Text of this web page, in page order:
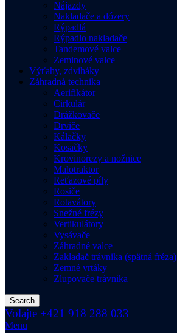
Nájazdy
Nakladače a dózery
Rýpadlá
Rýpadlo nakladače
Tandemové valce
Zeminové valce
Výťahy, zdviháky
Záhradná technika
Aerifikátor
Cirkulár
Drážkovače
Drviče
Kálačky
Kosačky
Krovinorezy a nožnice
Malotraktor
Reťazové píly
Rosiče
Rotavátory
Snežné frézy
Vertikulátory
Vysávače
Záhradné valce
Zakladač trávnika (spätná fréza)
Zemné vrtáky
Zlupovače trávnika
Search
Volajte +421 918 288 033
Menu